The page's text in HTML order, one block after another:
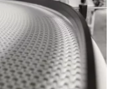
– jak to jest